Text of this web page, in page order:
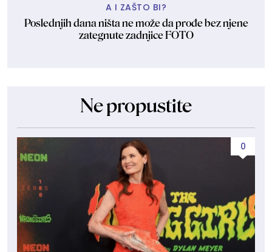
A I ZAŠTO BI?
Poslednjih dana ništa ne može da prođe bez njene
zategnute zadnjice FOTO
Ne propustite
0